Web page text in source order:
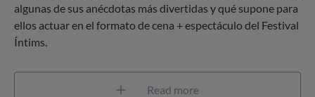
algunas de sus anécdotas más divertidas y qué supone para
ellos actuar en el formato de cena + espectáculo del Festival
Íntims.
Read more